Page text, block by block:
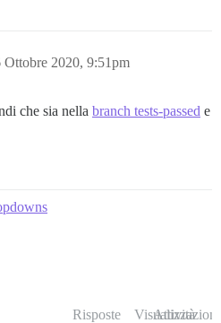
Ottobre 2020, 9:51pm
che sia nella branch tests-passed e
Risposte Visualizzazioni
Attività